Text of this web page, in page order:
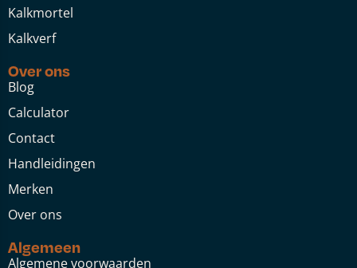
Kalkmortel
Kalkverf
Over ons
Blog
Calculator
Contact
Handleidingen
Merken
Over ons
Algemeen
Algemene voorwaarden